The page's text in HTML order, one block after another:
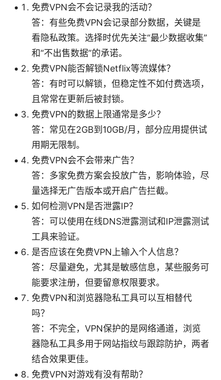
免费VPN会不会记录我的活动？
答：有些免费VPN会记录部分数据，关键是
看隐私政策。选择时优先关注“最少数据收集”
和“不出售数据”的承诺。
免费VPN能否解锁Netflix等流媒体？
答：有时可以解锁，但稳定性不如付费选项，
且常常在更新后被封锁。
免费VPN的数据上限通常是多少？
答：常见在2GB到10GB/月，部分应用提供试
用期无限制。
免费VPN会不会带来广告？
答：多家免费方案会投放广告，影响体验，尽
量选择无广告版本或开启广告拦截。
如何检测VPN是否泄露IP？
答：可以使用在线DNS泄露测试和IP泄露测试
工具来验证。
是否应该在免费VPN上输入个人信息？
答：尽量避免，尤其是敏感信息，某些服务可
能要求注册，但要留意权限要求。
免费VPN和浏览器隐私工具可以互相替代
吗？
答：不完全，VPN保护的是网络通道，浏览
器隐私工具多用于网站指纹与跟踪防护，两者
结合效果更佳。
免费VPN对游戏有没有帮助？